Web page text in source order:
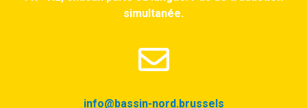
simultanée.
info@bassin-nord.brussels